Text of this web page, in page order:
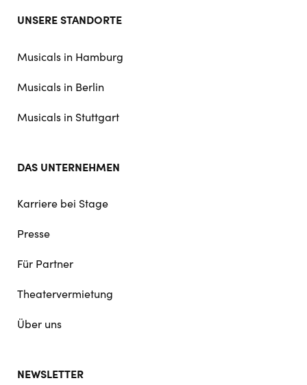
UNSERE STANDORTE
Musicals in Hamburg
Musicals in Berlin
Musicals in Stuttgart
DAS UNTERNEHMEN
Karriere bei Stage
Presse
Für Partner
Theatervermietung
Über uns
NEWSLETTER